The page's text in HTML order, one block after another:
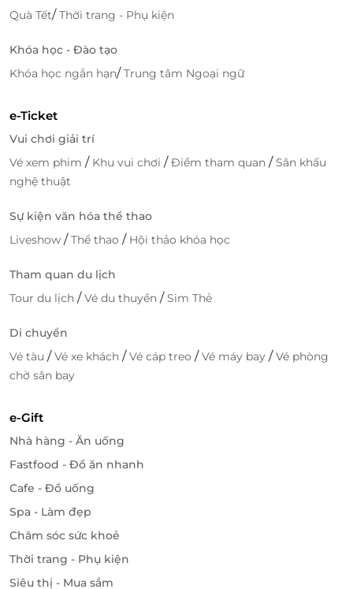
Quà Tết/Thời trang - Phụ kiện
Khóa học - Đào tạo
Khóa học ngắn hạn/Trung tâm Ngoại ngữ
e-Ticket
Vui chơi giải trí
Vé xem phim / Khu vui chơi /Điểm tham quan /Sân khấu
nghệ thuật
Sự kiện văn hóa thể thao
Liveshow /Thể thao / Hội thảo khóa học
Tham quan du lịch
Tour du lịch /Vé du thuyền /Sim Thẻ
Di chuyển
Vé tàu /Vé xe khách /Vé cáp treo /Vé máy bay /Vé phòng
chờ sân bay
e-Gift
Nhà hàng - Ăn uống
Fastfood - Đồ ăn nhanh
Cafe - Đồ uống
Spa - Làm đẹp
Chăm sóc sức khoẻ
Thời trang - Phụ kiện
Siêu thị - Mua sắm